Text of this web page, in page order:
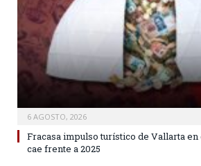
6 AGOSTO, 2026
Fracasa impulso turístico de Vallarta
cae frente a 2025